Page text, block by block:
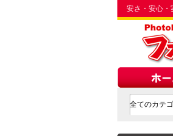
安さ・安心・